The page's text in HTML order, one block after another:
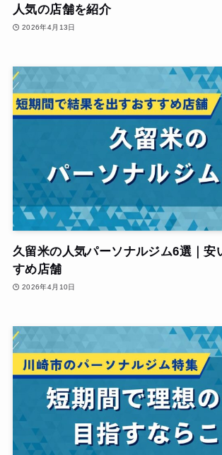
人気の店舗を紹介
2026年4月13日
久留米の人気パーソナルジム6選｜安
すめ店舗
2026年4月10日